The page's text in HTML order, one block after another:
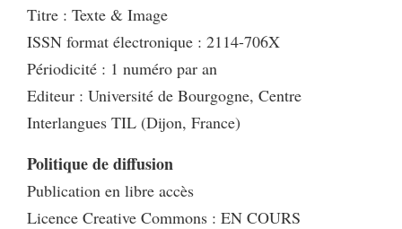
Titre : Texte & Image
ISSN format électronique : 2114-706X
Périodicité : 1 numéro par an
Editeur : Université de Bourgogne, Centre
Interlangues TIL (Dijon, France)
Politique de diffusion
Publication en libre accès
Licence Creative Commons : EN COURS